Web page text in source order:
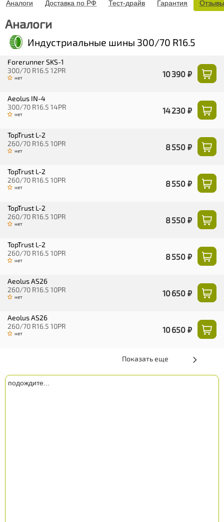
Аналоги Доставка по РФ Тест-драйв Гарантия Отзывы
Аналоги
Индустриальные шины 300/70 R16.5
Forerunner SKS-1
300/70 R16.5 12PR
нет 10 390 ₽
Aeolus IN-4
300/70 R16.5 14PR
нет 14 230 ₽
TopTrust L-2
260/70 R16.5 10PR
нет 8 550 ₽
TopTrust L-2
260/70 R16.5 10PR
нет 8 550 ₽
TopTrust L-2
260/70 R16.5 10PR
нет 8 550 ₽
TopTrust L-2
260/70 R16.5 10PR
нет 8 550 ₽
Aeolus AS26
260/70 R16.5 10PR
нет 10 650 ₽
Aeolus AS26
260/70 R16.5 10PR
нет 10 650 ₽
Показать еще
подождите...